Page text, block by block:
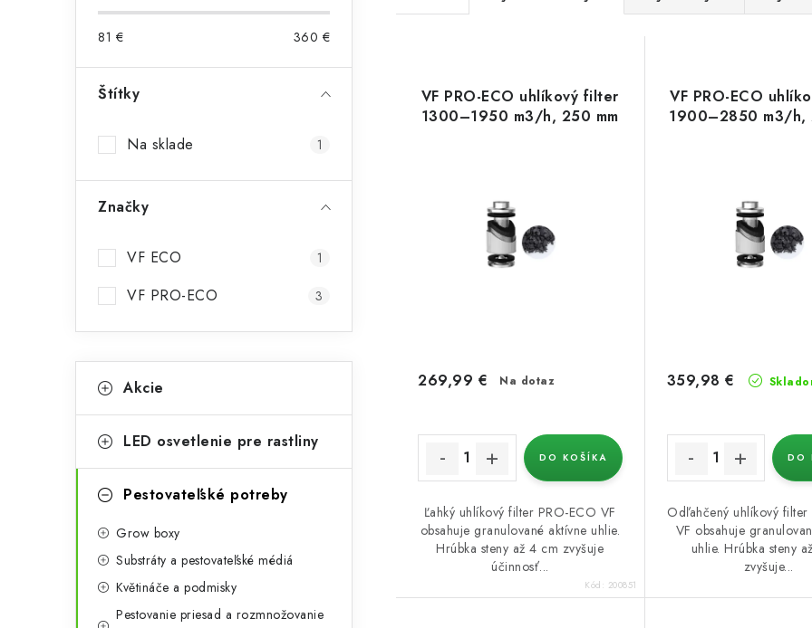
n
n
81 € 360 €
Štítky
Na sklade 1
Značky
VF ECO 1
VF PRO-ECO 3
kategórie
a
e
Akcie
LED osvetlenie pre rastliny
Pestovateľské potreby
Grow boxy
Substráty a pestovateľské médiá
Květináče a podmisky
Pestovanie priesad a rozmnožovanie
a
e
n
u
t
o
v
VF PRO-ECO uhlíkový filter
1300–1950 m3/h, 250 mm
Na dotaz
269,99 €
DO KOŠÍKA
Ľahký uhlíkový filter PRO-ECO VF
obsahuje granulované aktívne uhlie.
Hrúbka steny až 4 cm zvyšuje
účinnosť...
Kód: 200851
VF PRO-ECO
1900–2850 m3/h,
359,98 €
DO
Odľahčený uhlíkový filter
VF obsahuje
uhlie. Hrúbka steny
zvyšuje...